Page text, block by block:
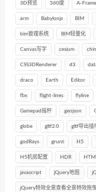
3D预览 360度 A-Frame
arm Babylonjs BIM
bim管理系统 BIM轻量化
Canvas写字 cesium
CSS3DRenderer d3
draco Earth Editor
fbx flight-lines flyline
Gamepad摇杆 geojson
globe gltf2.0 gltf导出插
godRays grunt H5
H5机房配置 HDR
javascript jQuery地图
jQuery特效全景查看全景特效拖